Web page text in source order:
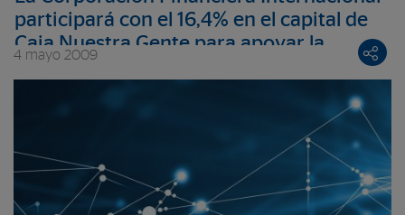
participará con el 16,4% en el capital de
Caja Nuestra Gente para apoyar la
expansión de la Fundación Microfinanzas
BBVA en Perú
4 mayo 2009